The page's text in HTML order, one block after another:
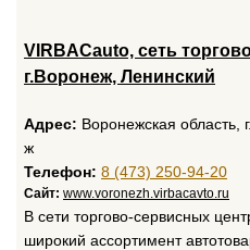
VIRBACauto, сеть
г.Воронеж, Ленинский
Адрес: Воронежская область,
ж
Телефон: 8 (473) 250-94-20
Сайт: www.voronezh.virbacavto.ru
В сети торгово-сервисных
широкий ассортимент